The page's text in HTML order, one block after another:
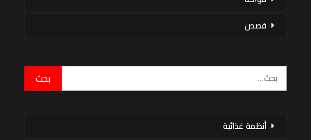
قصص
أنظمة غذائية